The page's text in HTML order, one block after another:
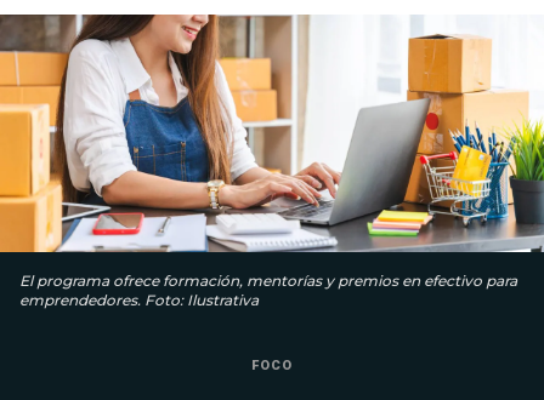
El programa ofrece formación, mentorías y premios en efectivo para
emprendedores. Foto: Ilustrativa
FOCO